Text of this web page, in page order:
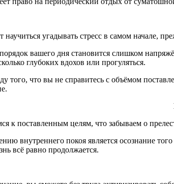
научиться угадывать стресс в самом начале,
вашего дня становится слишком
глубоких вдохов или прогуляться.
того, что вы не справитесь с объёмом
к поставленным целям, что забываем о
внутреннего покоя является осознание
всё равно продолжается.